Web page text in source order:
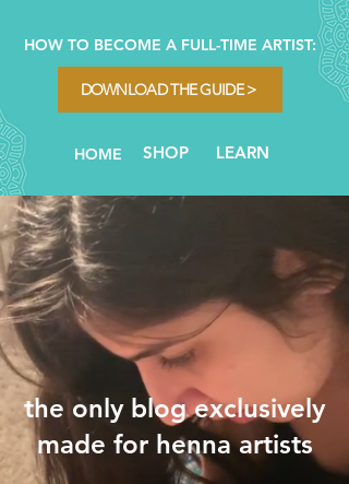
HOW TO BECOME A FULL-TIME ARTIST:
DOWNLOAD THE GUIDE >
HOME SHOP LEARN
the only blog exclusively
made for henna artists